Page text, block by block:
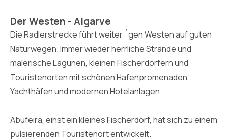
Der Westen - Algarve
Die Radlerstrecke führt weiter ´gen Westen auf guten
Naturwegen. Immer wieder herrliche Strände und
malerische Lagunen, kleinen Fischerdörfern und
Touristenorten mit schönen Hafenpromenaden,
Yachthäfen und modernen Hotelanlagen.
Abufeira, einst ein kleines Fischerdorf, hat sich zu einem
pulsierenden Touristenort entwickelt.